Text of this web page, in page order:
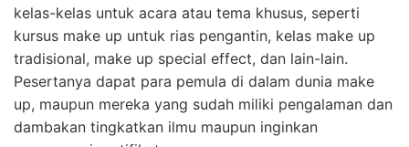
kelas-kelas untuk acara atau tema khusus, seperti
kursus make up untuk rias pengantin, kelas make up
tradisional, make up special effect, dan lain-lain.
Pesertanya dapat para pemula di dalam dunia make
up, maupun mereka yang sudah miliki pengalaman dan
dambakan tingkatkan ilmu maupun inginkan